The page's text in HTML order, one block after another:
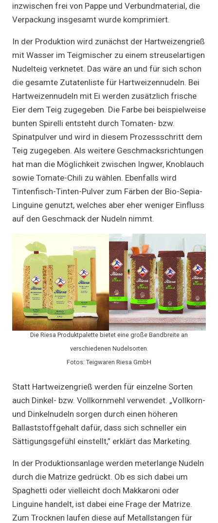
inzwischen frei von Pappe und Verbundmaterial, die
Verpackung insgesamt wurde komprimiert.
In der Produktion wird zunächst der Hartweizengrieß
mit Wasser im Teigmischer zu einem streuselartigen
Nudelteig verknetet. Das wäre an und für sich schon
die gesamte Zutatenliste für Hartweizennudeln. Bei
Hartweizennudeln mit Ei werden zusätzlich frische
Eier dem Teig zugegeben. Die Farbe bei beispielweise
bunten Spirelli entsteht durch Tomaten- bzw.
Spinatpulver und wird in diesem Prozessschritt dem
Teig zugegeben. Als weitere Geschmacksrichtungen
hat man die Möglichkeit zwischen Ingwer, Knoblauch
sowie Tomate-Chili zu wählen. Ebenfalls wird
Tintenfisch-Tinten-Pulver zum Färben der Bio-Sepia-
Linguine genutzt, welches aber eher weniger Einfluss
auf den Geschmack der Nudeln nimmt.
Die Riesa Produktpalette bietet eine große Bandbreite an
verschiedenen Nudelsorten.
Fotos: Teigwaren Riesa GmbH
Statt Hartweizengrieß werden für einzelne Sorten
auch Dinkel- bzw. Vollkornmehl verwendet. „Vollkorn-
und Dinkelnudeln sorgen durch einen höheren
Ballaststoffgehalt dafür, dass sich schneller ein
Sättigungsgefühl einstellt,” erklärt das Marketing.
In der Produktionsanlage werden meterlange Nudeln
durch die Matrize gedrückt. Ob es sich dabei um
Spaghetti oder vielleicht doch Makkaroni oder
Linguine handelt, ist dabei eine Frage der Matrize.
Zum Trocknen laufen diese auf Metallstangen für